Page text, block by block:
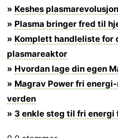
» Keshes plasmarevolusjon
» Plasma bringer fred til
» Komplett handleliste for
plasmareaktor
» Hvordan lage din egen
» Magrav Power fri
verden
» 3 enkle steg til fri energi